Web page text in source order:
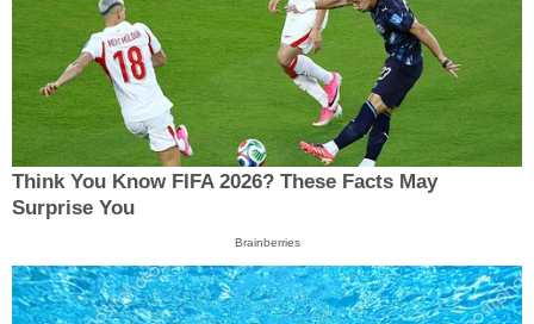
Think You Know FIFA 2026? These Facts May
Surprise You
Brainberries